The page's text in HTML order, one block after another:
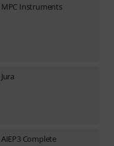
MPC Instruments
Jura
AIEP3 Complete